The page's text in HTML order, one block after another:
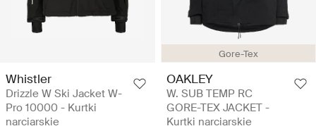
Whistler
Drizzle W Ski Jacket W-
Pro 10000 - Kurtki
narciarskie
Gore-Tex
OAKLEY
W. SUB TEMP RC
GORE-TEX JACKET -
Kurtki narciarskie